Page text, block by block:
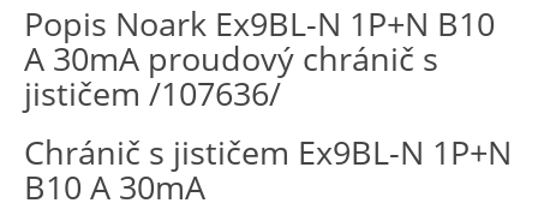
Popis Noark Ex9BL-N 1P+N B10
A 30mA proudový chránič s
jističem /107636/
Chránič s jističem Ex9BL-N 1P+N
B10 A 30mA